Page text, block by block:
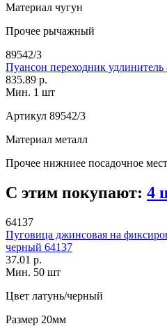
Материал чугун
Прочее рычажный
89542/3
Пуансон переходник удлинитель
835.89 р.
Мин. 1 шт
Артикул 89542/3
Материал металл
Прочее нижниее посадочное
С этим покупают: 4
64137
Пуговица джинсовая на
черный 64137
37.01 р.
Мин. 50 шт
Цвет латунь/черный
Размер 20мм